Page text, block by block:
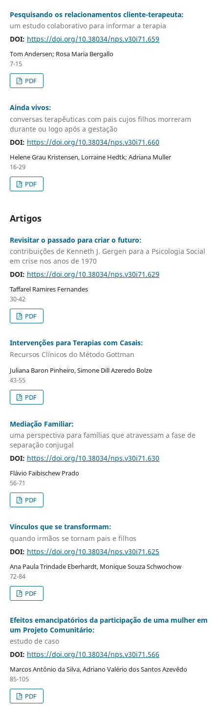
Pesquisando os relacionamentos cliente-terapeuta:
um estudo colaborativo para informar a terapia
DOI: https://doi.org/10.38034/nps.v30i71.659
Tom Andersen; Rosa Maria Bergallo
7-15
PDF
Ainda vivos:
conversas terapêuticas com pais cujos filhos morreram
durante ou logo após a gestação
DOI: https://doi.org/10.38034/nps.v30i71.660
Helene Grau Kristensen, Lorraine Hedtk; Adriana Muller
16-29
PDF
Artigos
Revisitar o passado para criar o futuro:
contribuições de Kenneth J. Gergen para a Psicologia Social
em crise nos anos de 1970
DOI: https://doi.org/10.38034/nps.v30i71.629
Taffarel Ramires Fernandes
30-42
PDF
Intervenções para Terapias com Casais:
Recursos Clínicos do Método Gottman
Juliana Baron Pinheiro, Simone Dill Azeredo Bolze
43-55
PDF
Mediação Familiar:
uma perspectiva para famílias que atravessam a fase de
separação conjugal
DOI: https://doi.org/10.38034/nps.v30i71.630
Flávio Faibischew Prado
56-71
PDF
Vínculos que se transformam:
quando irmãos se tornam pais e filhos
DOI: https://doi.org/10.38034/nps.v30i71.625
Ana Paula Trindade Eberhardt, Monique Souza Schwochow
72-84
PDF
Efeitos emancipatórios da participação de uma mulher em
um Projeto Comunitário:
estudo de caso
DOI: https://doi.org/10.38034/nps.v30i71.566
Marcos Antônio da Silva, Adriano Valério dos Santos Azevêdo
85-105
PDF